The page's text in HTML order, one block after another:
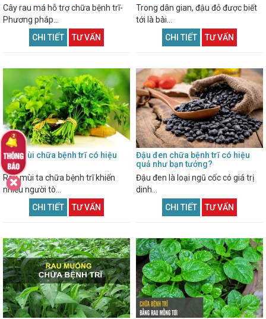
Cây rau má hỗ trợ chữa bệnh trĩ-
Phương pháp...
CHI TIẾT
TƯ VẤN
Trong dân gian, đậu đỏ được biết
tới là bài...
CHI TIẾT
TƯ VẤN
Rau mùi chữa bệnh trĩ có hiệu
quả?
Rau mùi ta chữa bệnh trĩ khiến
nhiều người tò...
CHI TIẾT
TƯ VẤN
Đậu đen chữa bệnh trĩ có hiệu
quả như bạn tưởng?
Đậu đen là loại ngũ cốc có giá trị
dinh...
CHI TIẾT
TƯ VẤN